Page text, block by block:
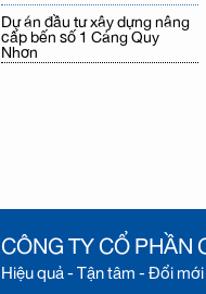
Dự án đầu tư xây dựng nâng
cấp bến số 1 Cảng Quy
Nhơn
CÔNG TY CỔ PHẦN
Hiệu quả - Tận tâm - Đổi